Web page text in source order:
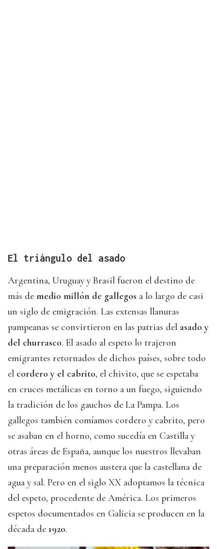
El triángulo del asado
Argentina, Uruguay y Brasil fueron el destino de
más de medio millón de gallegos a lo largo de casi
un siglo de emigración. Las extensas llanuras
pampeanas se convirtieron en las patrias del asado y
del churrasco. El asado al espeto lo trajeron
emigrantes retornados de dichos países, sobre todo
el cordero y el cabrito, el chivito, que se espetaba
en cruces metálicas en torno a un fuego, siguiendo
la tradición de los gauchos de La Pampa. Los
gallegos también comíamos cordero y cabrito, pero
se asaban en el horno, como sucedía en Castilla y
otras áreas de España, aunque los nuestros llevaban
una preparación menos austera que la castellana de
agua y sal. Pero en el siglo XX adoptamos la técnica
del espeto, procedente de América. Los primeros
espetos documentados en Galicia se producen en la
década de 1920.